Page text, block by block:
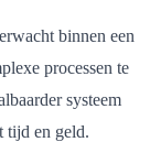
binnen een
processen te
systeem
tijd en geld.